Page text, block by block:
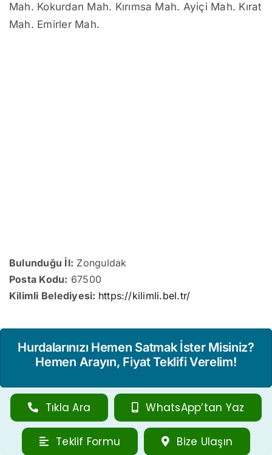
Mah. Kokurdan Mah. Kırımsa Mah. Ayiçi Mah. Kırat
Mah. Emirler Mah.
Bulunduğu İl: Zonguldak
Posta Kodu: 67500
Kilimli Belediyesi: https://kilimli.bel.tr/
Hurdalarınızı Hemen Satmak İster Misiniz?
Hemen Arayın, Fiyat Teklifi Verelim!
Tıkla Ara WhatsApp’tan Yaz
Teklif Formu Bize Ulaşın